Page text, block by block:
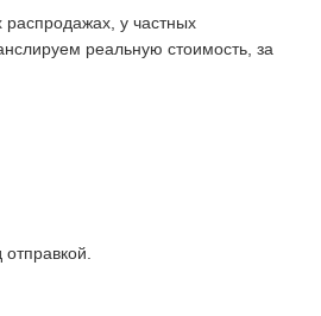
у частных
реальную стоимость, за